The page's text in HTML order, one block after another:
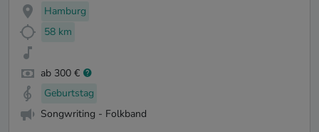
Hamburg
58 km
ab 300 €
Geburtstag
Songwriting - Folkband